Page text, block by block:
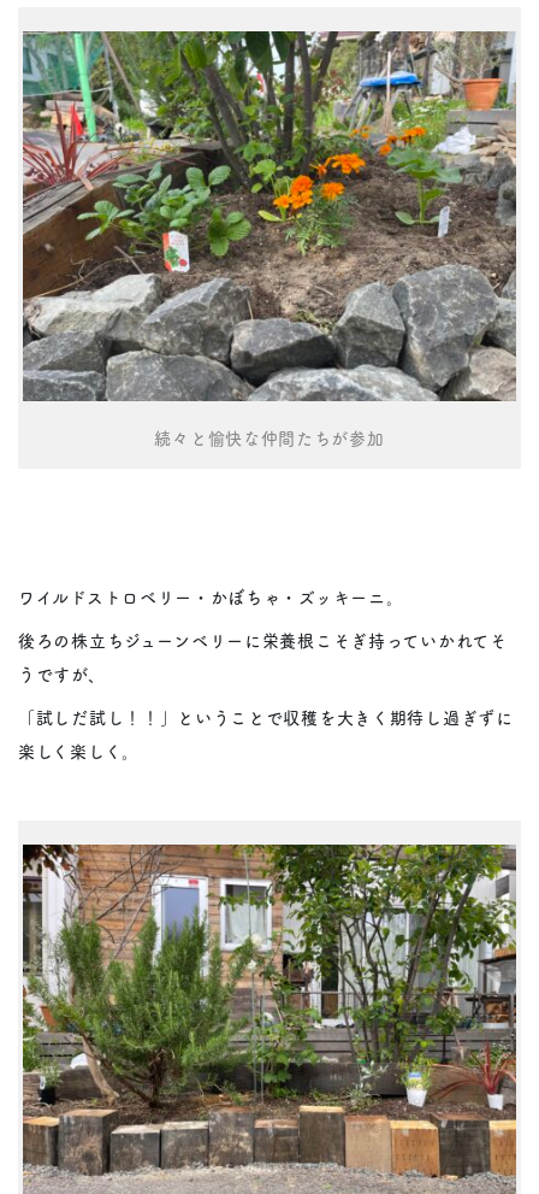
続々と愉快な仲間たちが参加
ワイルドストロベリー・かぼちゃ・ズッキーニ。
後ろの株立ちジューンベリーに栄養根こそぎ持っていかれてそ
うですが、
「試しだ試し！！」ということで収穫を大きく期待し過ぎずに
楽しく楽しく。